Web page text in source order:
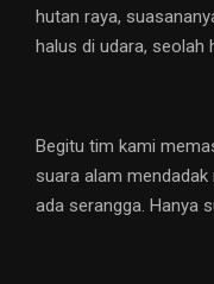
hutan raya,
halus di udara, seolah
Begitu tim kami
suara alam
ada serangga. Hanya